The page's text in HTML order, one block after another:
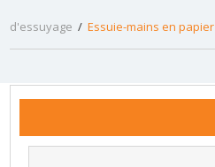
d'essuyage /Essuie-mains en papier